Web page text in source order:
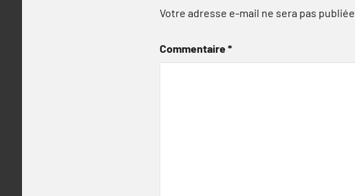
Votre adresse e-mail ne sera pas publiée.
Commentaire*